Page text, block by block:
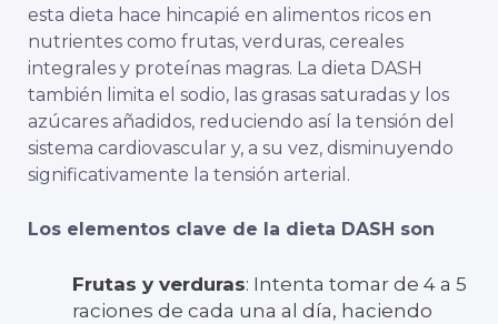
esta dieta hace hincapié en alimentos ricos en
nutrientes como frutas, verduras, cereales
integrales y proteínas magras. La dieta DASH
también limita el sodio, las grasas saturadas y los
azúcares añadidos, reduciendo así la tensión del
sistema cardiovascular y, a su vez, disminuyendo
significativamente la tensión arterial.
Los elementos clave de la dieta DASH son
Frutas y verduras: Intenta tomar de 4 a 5
raciones de cada una al día, haciendo